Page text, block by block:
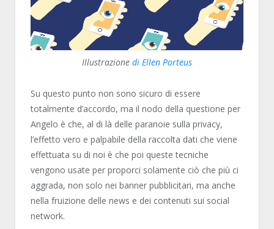
Illustrazione di Ellen Porteus
Su questo punto non sono sicuro di essere
totalmente d’accordo, ma il nodo della questione per
Angelo è che, al di là delle paranoie sulla privacy,
l’effetto vero e palpabile della raccolta dati che viene
effettuata su di noi è che poi queste tecniche
vengono usate per proporci solamente ciò che più ci
aggrada, non solo nei banner pubblicitari, ma anche
nella fruizione delle news e dei contenuti sui social
network.